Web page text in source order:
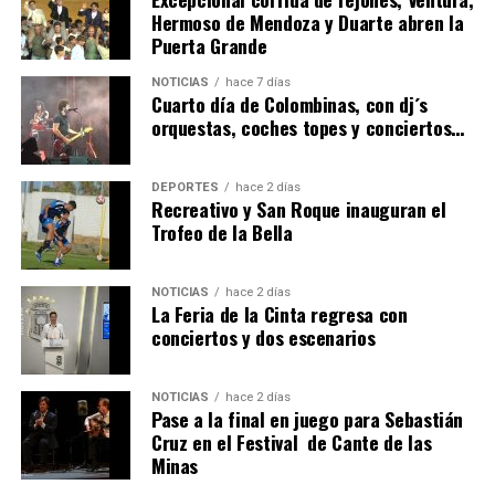
4º DÍA DE LAS FIESTAS COLOMBINAS 2026
hace 7 días Huelvatv
SEXTA CORRIDA DE LAS FIESTAS COLOMBINAS
2026
hace 5 días· Huelvatv
Hermoso de Mendoza y Duarte abren la
Puerta Grande
NOTICIAS hace 7 días
Cuarto día de Colombinas, con dj´s
orquestas, coches topes y conciertos…
DEPORTES hace 2 días
Recreativo y San Roque inauguran el
Trofeo de la Bella
NOTICIAS hace 2 días
La Feria de la Cinta regresa con
conciertos y dos escenarios
NOTICIAS hace 2 días
Pase a la final en juego para Sebastián
Cruz en el Festival de Cante de las
Minas